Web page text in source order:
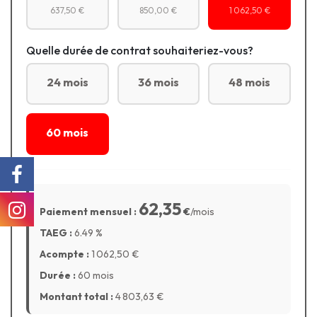
637,50 € 850,00 € 1 062,50 €
Quelle durée de contrat souhaiteriez-vous?
24 mois 36 mois 48 mois
60 mois
Paiement mensuel : 62,35€/mois
TAEG :6.49 %
Acompte :1 062,50 €
Durée :60 mois
Montant total :4 803,63 €